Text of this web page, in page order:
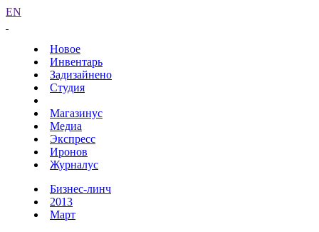
EN
Новое
Инвентарь
Задизайнено
Студия
Магазинус
Медиа
Экспресс
Иронов
Журналус
Бизнес-линч
2013
Март